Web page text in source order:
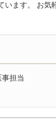
います。 お気
担当